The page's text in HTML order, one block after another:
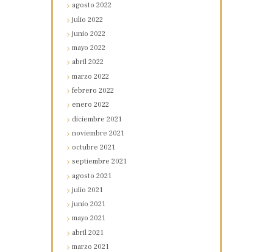
agosto2022
julio2022
junio2022
mayo2022
abril2022
marzo2022
febrero2022
enero2022
diciembre2021
noviembre2021
octubre2021
septiembre2021
agosto2021
julio2021
junio2021
mayo2021
abril2021
marzo2021